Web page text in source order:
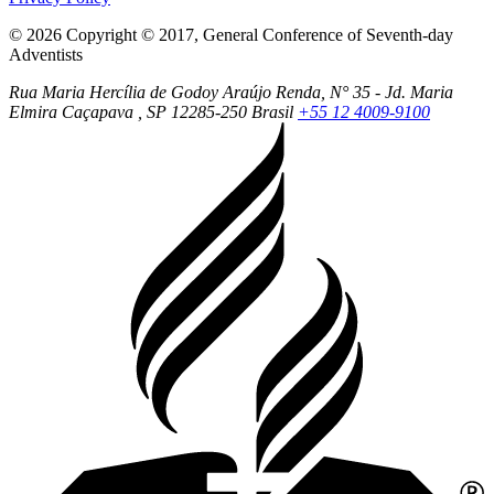
© 2026 Copyright © 2017, General Conference of Seventh-day
Adventists
Rua Maria Hercília de Godoy Araújo Renda, N° 35 - Jd. Maria
Elmira Caçapava , SP 12285-250 Brasil +55 12 4009-9100